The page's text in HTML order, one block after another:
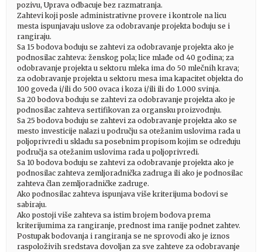
pozivu, Uprava odbacuje bez razmatranja.
Zahtevi koji posle administrativne provere i kontrole na licu
mesta ispunjavaju uslove za odobravanje projekta boduju se i
rangiraju.
Sa 15 bodova boduju se zahtevi za odobravanje projekta ako je
podnosilac zahteva: ženskog pola; lice mlađe od 40 godina; za
odobravanje projekta u sektoru mleka ima do 50 mlečnih krava;
za odobravanje projekta u sektoru mesa ima kapacitet objekta do
100 goveda i/ili do 500 ovaca i koza i/ili ili do 1.000 svinja.
Sa 20 bodova boduju se zahtevi za odobravanje projekta ako je
podnosilac zahteva sertifikovan za organsku proizvodnju.
Sa 25 bodova boduju se zahtevi za odobravanje projekta ako se
mesto investicije nalazi u području sa otežanim uslovima rada u
poljoprivredi u skladu sa posebnim propisom kojim se određuju
područja sa otežanim uslovima rada u poljoprivredi.
Sa 10 bodova boduju se zahtevi za odobravanje projekta ako je
podnosilac zahteva zemljoradnička zadruga ili ako je podnosilac
zahteva član zemljoradničke zadruge.
Ako podnosilac zahteva ispunjava više kriterijuma bodovi se
sabiraju.
Ako postoji više zahteva sa istim brojem bodova prema
kriterijumima za rangiranje, prednost ima ranije podnet zahtev.
Postupak bodovanja i rangiranja se ne sprovodi ako je iznos
raspoloživih sredstava dovoljan za sve zahteve za odobravanje